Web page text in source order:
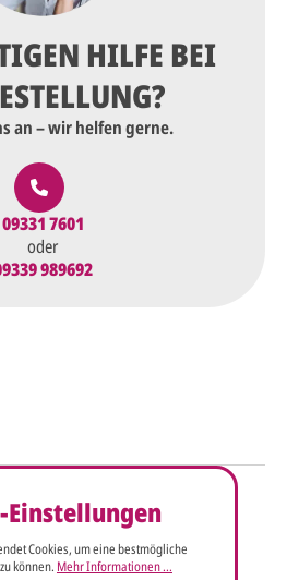
HILFE BEI
an – wir helfen gerne.
09331 7601
oder
989692
geht's
uns IhreAnfrage
dieses Formular mit Ihren
Einstellungen
Cookies, um eine bestmögliche
können. Mehr Informationen ...